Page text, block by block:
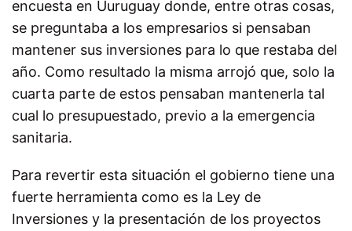
encuesta en Uuruguay donde, entre otras cosas,
se preguntaba a los empresarios si pensaban
mantener sus inversiones para lo que restaba del
año. Como resultado la misma arrojó que, solo la
cuarta parte de estos pensaban mantenerla tal
cual lo presupuestado, previo a la emergencia
sanitaria.
Para revertir esta situación el gobierno tiene una
fuerte herramienta como es la Ley de
Inversiones y la presentación de los proyectos